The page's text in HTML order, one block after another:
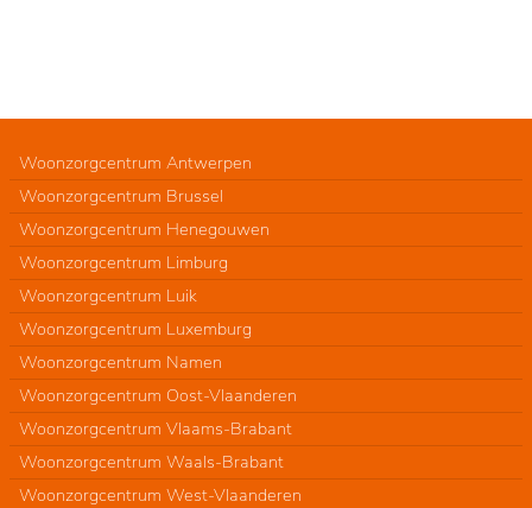
Woonzorgcentrum Antwerpen
Woonzorgcentrum Brussel
Woonzorgcentrum Henegouwen
Woonzorgcentrum Limburg
Woonzorgcentrum Luik
Woonzorgcentrum Luxemburg
Woonzorgcentrum Namen
Woonzorgcentrum Oost-Vlaanderen
Woonzorgcentrum Vlaams-Brabant
Woonzorgcentrum Waals-Brabant
Woonzorgcentrum West-Vlaanderen